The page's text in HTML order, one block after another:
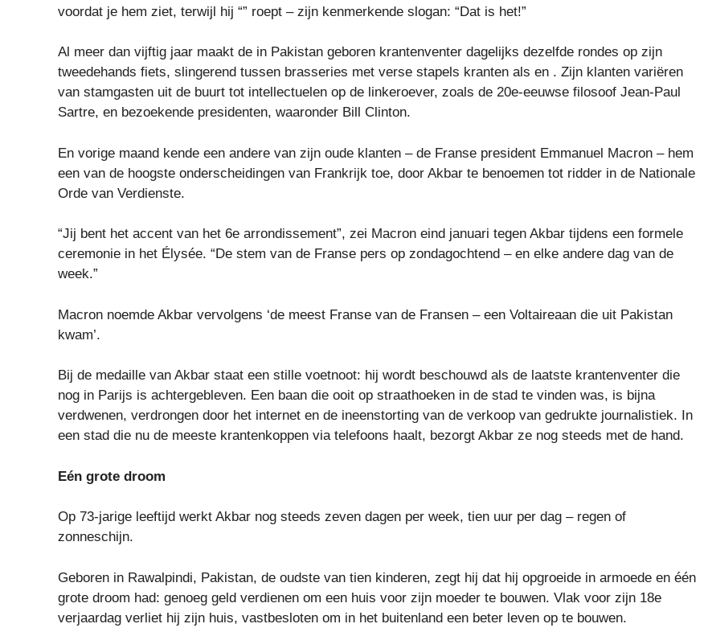
voordat je hem ziet, terwijl hij “” roept – zijn kenmerkende slogan: “Dat is het!”
Al meer dan vijftig jaar maakt de in Pakistan geboren krantenventer dagelijks dezelfde rondes op zijn
tweedehands fiets, slingerend tussen brasseries met verse stapels kranten als en . Zijn klanten variëren
van stamgasten uit de buurt tot intellectuelen op de linkeroever, zoals de 20e-eeuwse filosoof Jean-Paul
Sartre, en bezoekende presidenten, waaronder Bill Clinton.
En vorige maand kende een andere van zijn oude klanten – de Franse president Emmanuel Macron – hem
een ​​van de hoogste onderscheidingen van Frankrijk toe, door Akbar te benoemen tot ridder in de Nationale
Orde van Verdienste.
“Jij bent het accent van het 6e arrondissement”, zei Macron eind januari tegen Akbar tijdens een formele
ceremonie in het Élysée. “De stem van de Franse pers op zondagochtend – en elke andere dag van de
week.”
Macron noemde Akbar vervolgens ‘de meest Franse van de Fransen – een Voltaireaan die uit Pakistan
kwam’.
Bij de medaille van Akbar staat een stille voetnoot: hij wordt beschouwd als de laatste krantenventer die
nog in Parijs is achtergebleven. Een baan die ooit op straathoeken in de stad te vinden was, is bijna
verdwenen, verdrongen door het internet en de ineenstorting van de verkoop van gedrukte journalistiek. In
een stad die nu de meeste krantenkoppen via telefoons haalt, bezorgt Akbar ze nog steeds met de hand.
Eén grote droom
Op 73-jarige leeftijd werkt Akbar nog steeds zeven dagen per week, tien uur per dag – regen of
zonneschijn.
Geboren in Rawalpindi, Pakistan, de oudste van tien kinderen, zegt hij dat hij opgroeide in armoede en één
grote droom had: genoeg geld verdienen om een ​​huis voor zijn moeder te bouwen. Vlak voor zijn 18e
verjaardag verliet hij zijn huis, vastbesloten om in het buitenland een beter leven op te bouwen.